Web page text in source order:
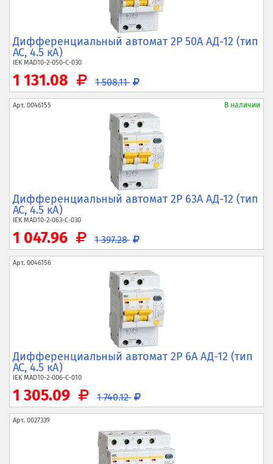
Дифференциальный автомат 2P 50А АД-12 (тип
AC, 4.5 кА)
IEKMAD10-2-050-C-030
1 131.08 1 508.11
Арт. 0046155 В наличии
Дифференциальный автомат 2P 63А АД-12 (тип
AC, 4.5 кА)
IEKMAD10-2-063-C-030
1 047.96 1 397.28
Арт. 0046156
Дифференциальный автомат 2P 6А АД-12 (тип
AC, 4.5 кА)
IEKMAD10-2-006-C-010
1 305.09 1 740.12
Арт. 0027339